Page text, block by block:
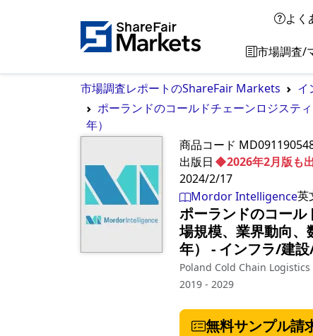
よく
市場調査/
市場調査レポートのShareFair Markets イ
ポーランドのコールドチェーンロジステ
年）
商品コード
◆2026年2月版も
出版日
2024/2/17
Mordor Intelligence英
ポーランドのコール
場規模、業界動向、
年）
‐ インフラ/建
Poland Cold Chain
2019 - 2029
無料サンプル請